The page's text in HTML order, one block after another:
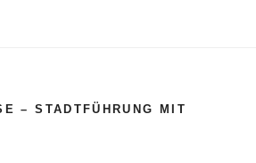
– STADTFÜHRUNG MIT